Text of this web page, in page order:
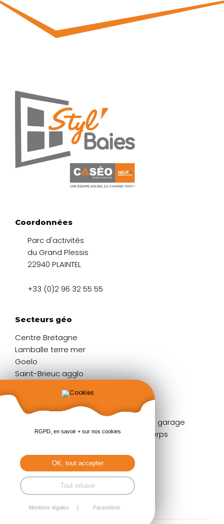
Coordonnées
Parc d'activités
du Grand Plessis
22940 PLAINTEL
+33 (0)2 96 32 55 55
Secteurs géo
Centre Bretagne
Lamballe terre mer
Goelo
Saint-Brieuc agglo
Liens rapides
Portes d'entrée
Baies coulissantes
Portails & clôtures
Portes de garage
Garde-corps
Pergolas
RGPD, en savoir + sur nos cookies
OK, tout accepter
Tout refuser
Mentions légales Paramétrer